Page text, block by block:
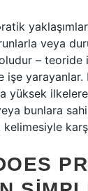
veya
–
işe yarayanlar.
yüksek
bunlara